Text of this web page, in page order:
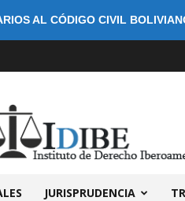
AL CÓDIGO CIVIL
JURISPRUDENCIA